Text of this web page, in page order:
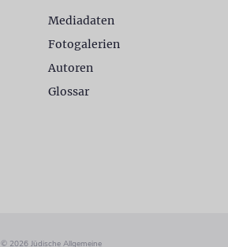
Mediadaten
Fotogalerien
Autoren
Glossar
© 2026 Jüdische Allgemeine